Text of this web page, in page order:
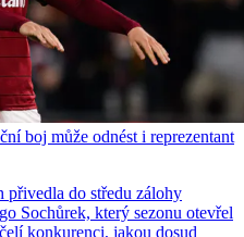
boj může odnést i reprezentant
přivedla do středu zálohy
Sochůrek, který sezonu otevřel
konkurenci, jakou dosud